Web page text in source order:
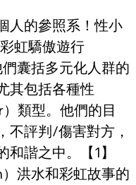
人的參照系！性小
虹驕傲遊行
囊括多元化人群的
其包括各種性
類型。他們的目
不評判/傷害對方，
諧之中。【1】
洪水和彩虹故事的